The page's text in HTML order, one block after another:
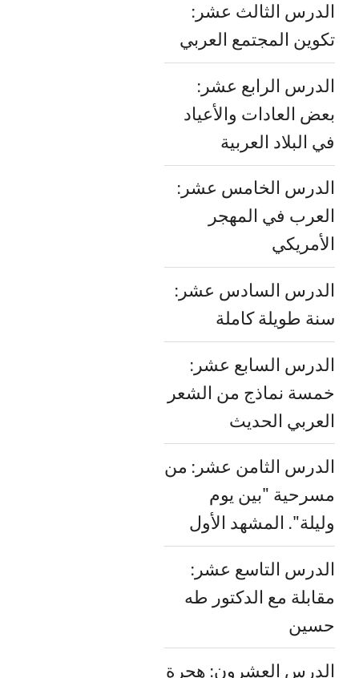
الدرس الثالث عشر:
تكوين المجتمع العربي
الدرس الرابع عشر:
بعض العادات والأعياد
في البلاد العربية
الدرس الخامس عشر:
العرب في المهجر
الأمريكي
الدرس السادس عشر:
سنة طويلة كاملة
الدرس السابع عشر:
خمسة نماذج من الشعر
العربي الحديث
الدرس الثامن عشر: من
مسرحية "بين يوم
وليلة". المشهد الأول
الدرس التاسع عشر:
مقابلة مع الدكتور طه
حسين
الدرس العشرون: هجرة